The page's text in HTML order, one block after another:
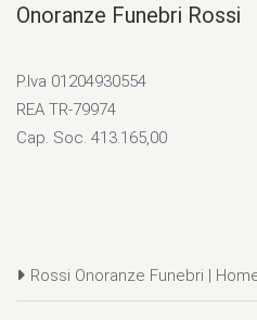
Onoranze Funebri Rossi
P.Iva 01204930554
REA TR-79974
Cap. Soc. 413.165,00
Rossi Onoranze Funebri |